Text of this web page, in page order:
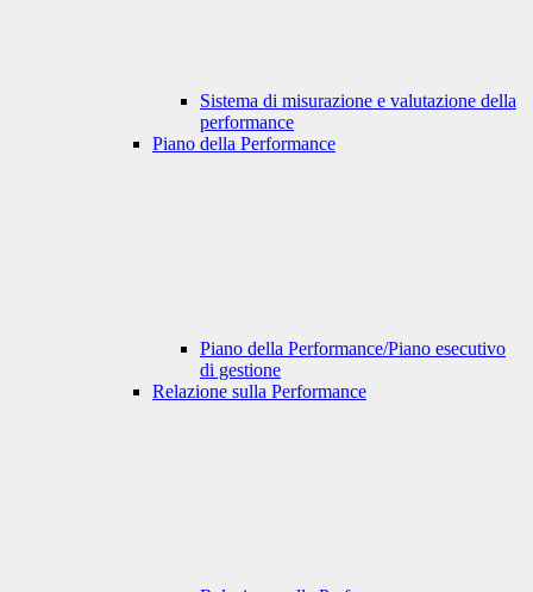
Sistema di misurazione e valutazione della
performance
Piano della Performance
Piano della Performance/Piano esecutivo
di gestione
Relazione sulla Performance